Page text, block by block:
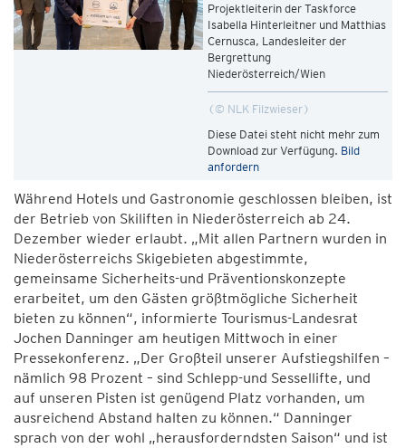
Projektleiterin der Taskforce
Isabella Hinterleitner und Matthias
Cernusca, Landesleiter der
Bergrettung
Niederösterreich/Wien
© NLK Filzwieser
Diese Datei steht nicht mehr zum
Download zur Verfügung. Bild
anfordern
Während Hotels und Gastronomie geschlossen bleiben, ist
der Betrieb von Skiliften in Niederösterreich ab 24.
Dezember wieder erlaubt. „Mit allen Partnern wurden in
Niederösterreichs Skigebieten abgestimmte,
gemeinsame Sicherheits-und Präventionskonzepte
erarbeitet, um den Gästen größtmögliche Sicherheit
bieten zu können“, informierte Tourismus-Landesrat
Jochen Danninger am heutigen Mittwoch in einer
Pressekonferenz. „Der Großteil unserer Aufstiegshilfen –
nämlich 98 Prozent – sind Schlepp-und Sessellifte, und
auf unseren Pisten ist genügend Platz vorhanden, um
ausreichend Abstand halten zu können.“ Danninger
sprach von der wohl „herausforderndsten Saison“ und ist